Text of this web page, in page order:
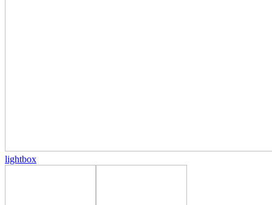
lightbox